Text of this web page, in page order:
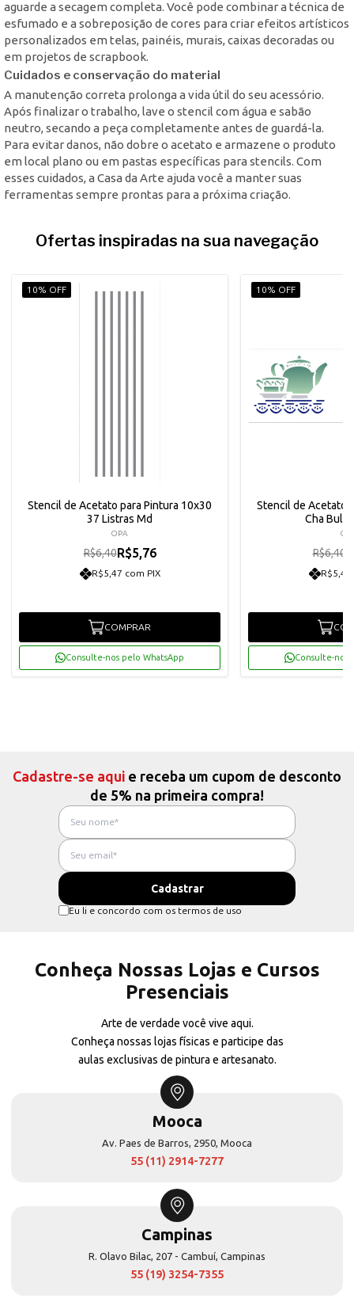
aguarde a secagem completa. Você pode combinar a técnica de
esfumado e a sobreposição de cores para criar efeitos artísticos
personalizados em telas, painéis, murais, caixas decoradas ou
em projetos de scrapbook.
Cuidados e conservação do material
A manutenção correta prolonga a vida útil do seu acessório.
Após finalizar o trabalho, lave o stencil com água e sabão
neutro, secando a peça completamente antes de guardá-la.
Para evitar danos, não dobre o acetato e armazene o produto
em local plano ou em pastas específicas para stencils. Com
esses cuidados, a Casa da Arte ajuda você a manter suas
ferramentas sempre prontas para a próxima criação.
Ofertas inspiradas na sua navegação
10% OFF
Stencil de Acetato para Pintura 10x30
37 Listras Md
OPA
R$6,40R$5,76
R$5,47 com PIX
COMPRAR
Consulte-nos pelo WhatsApp
10% OFF
Stencil de Acetato
Cha Bule
R$6,40
R$5,47
Consulte-nos
Cadastre-se aqui e receba um cupom de desconto
de 5% na primeira compra!
Eu li e concordo com os termos de uso
Conheça Nossas Lojas e Cursos
Presenciais
Arte de verdade você vive aqui.
Conheça nossas lojas físicas e participe das
aulas exclusivas de pintura e artesanato.
Mooca
Av. Paes de Barros, 2950, Mooca
55 (11) 2914-7277
Campinas
R. Olavo Bilac, 207 - Cambuí, Campinas
55 (19) 3254-7355